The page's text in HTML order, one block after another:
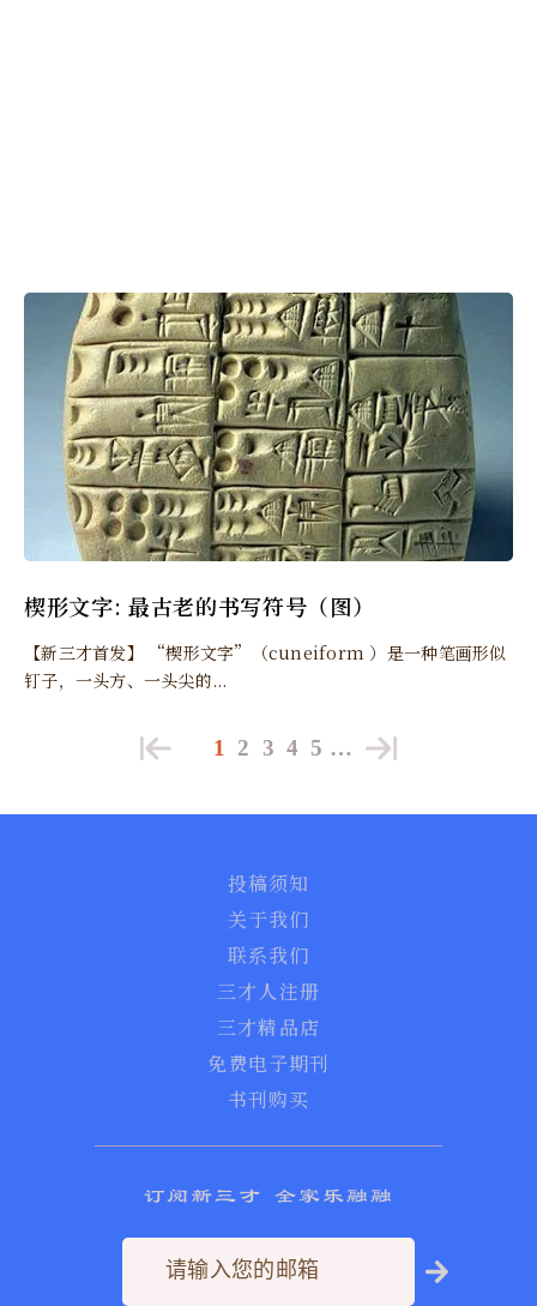
楔形文字: 最古老的书写符号（图）
【新三才首发】 “楔形文字”（cuneiform ）是一种笔画形似
钉子，一头方、一头尖的...
1 2 3 4 5 …
投稿须知
关于我们
联系我们
三才人注册
三才精品店
免费电子期刊
书刊购买
订阅新三才 全家乐融融